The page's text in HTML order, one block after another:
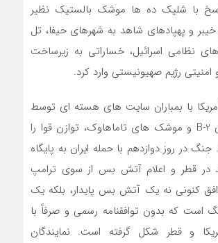
با شلیک ده ها موشک بالستیک نظیر
و پهپادهای شاهد به شهرهای حیفا، تل
نظامی اسرائیل، خساراتی به زیرساخت
رژیم صهیونیستی وارد کرد.
با بمباران سایت های هسته ای توسط
بمب افکن های B-2 و موشک های تاماهاوک، توازن قوا را
جنگ در روز دوازدهم با حمله ایران به پایگاه
در قطر و اعلام آتش بس از سوی ترامپ
کنونی نه یک آتش بس پایدار، بلکه یک
که بدون توافقنامه رسمی و صرفاً با
و قطر شکل گرفته است. نمایندگان